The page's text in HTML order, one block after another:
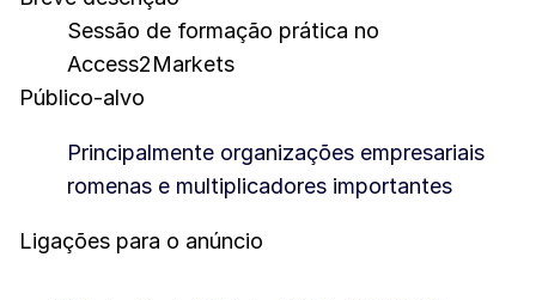
Sessão de formação prática no
Access2Markets
Público-alvo
Principalmente organizações empresariais
romenas e multiplicadores importantes
Ligações para o anúncio